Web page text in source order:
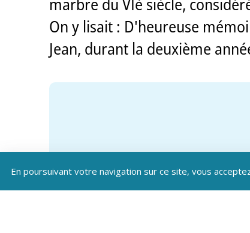
On y lisait : D'heureuse
Jean, durant la deuxième
En poursuivant votre navigation sur ce site, vous